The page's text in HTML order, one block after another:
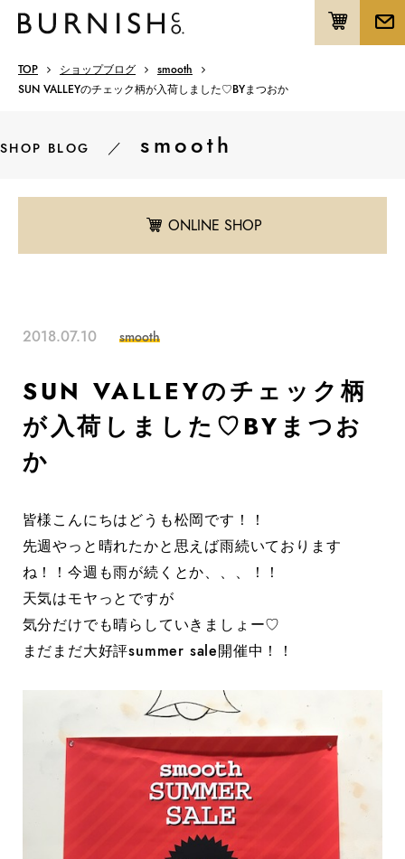
TOP ショップブログ
smooth
SUN VALLEYのチェック柄が入荷しました♡BYまつおか
SHOP BLOG ／ smooth
ONLINE SHOP
2018.07.10 smooth
SUN VALLEYのチェック柄
が入荷しました♡BYまつお
か
皆様こんにちはどうも松岡です！！
先週やっと晴れたかと思えば雨続いております
ね！！今週も雨が続くとか、、、！！
天気はモヤっとですが
気分だけでも晴らしていきましょー♡
まだまだ大好評summer sale開催中！！